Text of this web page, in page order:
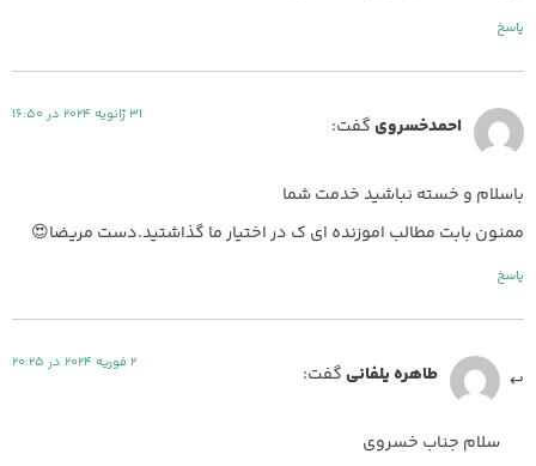
پاسخ
احمدخسرویگفت: 31 ژانویه 2024 در 16:50
باسلام و خسته نباشید خدمت شما
ممنون بابت مطالب اموزنده ای ک در اختیار ما گذاشتید.دست مریضا😍
پاسخ
طاهره یلفانیگفت: 2 فوریه 2024 در 20:25
سلام جناب خسروی